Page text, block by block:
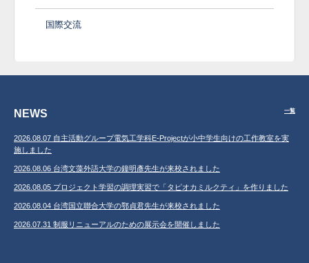
国際交流
NEWS 一覧
2026.08.07 自主活動グループ電気工学科E-Projectが小中学生向けの工作教室を実
施しました
2026.08.06 台湾文藻外語大学の鐘明彥先生が来校されました
2026.08.05 プロジェクト学習の調理実習で「タピオカミルクティ」を作りました
2026.08.04 台湾国立聯合大学の鄂貞君先生が来校されました
2026.07.31 制服リニューアルのための展示会を開催しました